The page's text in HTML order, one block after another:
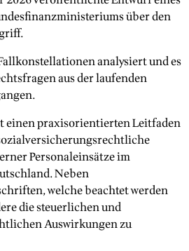
über den
analysiert und es
aus der laufenden
einen praxisorientierten Leitfaden
Personaleinsätze im
Neben
welche beachtet werden
die steuerlichen und
Auswirkungen zu